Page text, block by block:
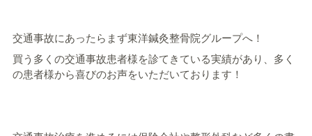
交通事故にあったらまず東洋鍼灸整骨院グループへ！
買う多くの交通事故患者様を診てきている実績があり、多く
の患者様から喜びのお声をいただいております！